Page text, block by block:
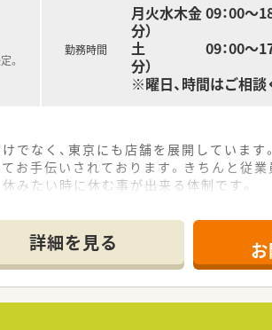
。
勤務時間
月火水木金 09：00～
分）
土 09：00～17：
分）
※曜日、時間はご相談
でなく、東京にも店舗を展開しています。
お手伝いされております。きちんと従
みたい時に休む事が出来る体制です。
り、国が目指す薬局の在り方に則した企
詳細を見る